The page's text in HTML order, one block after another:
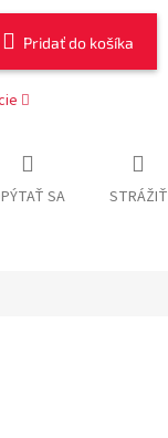
Pridať do košíka
SA STRÁŽIŤ